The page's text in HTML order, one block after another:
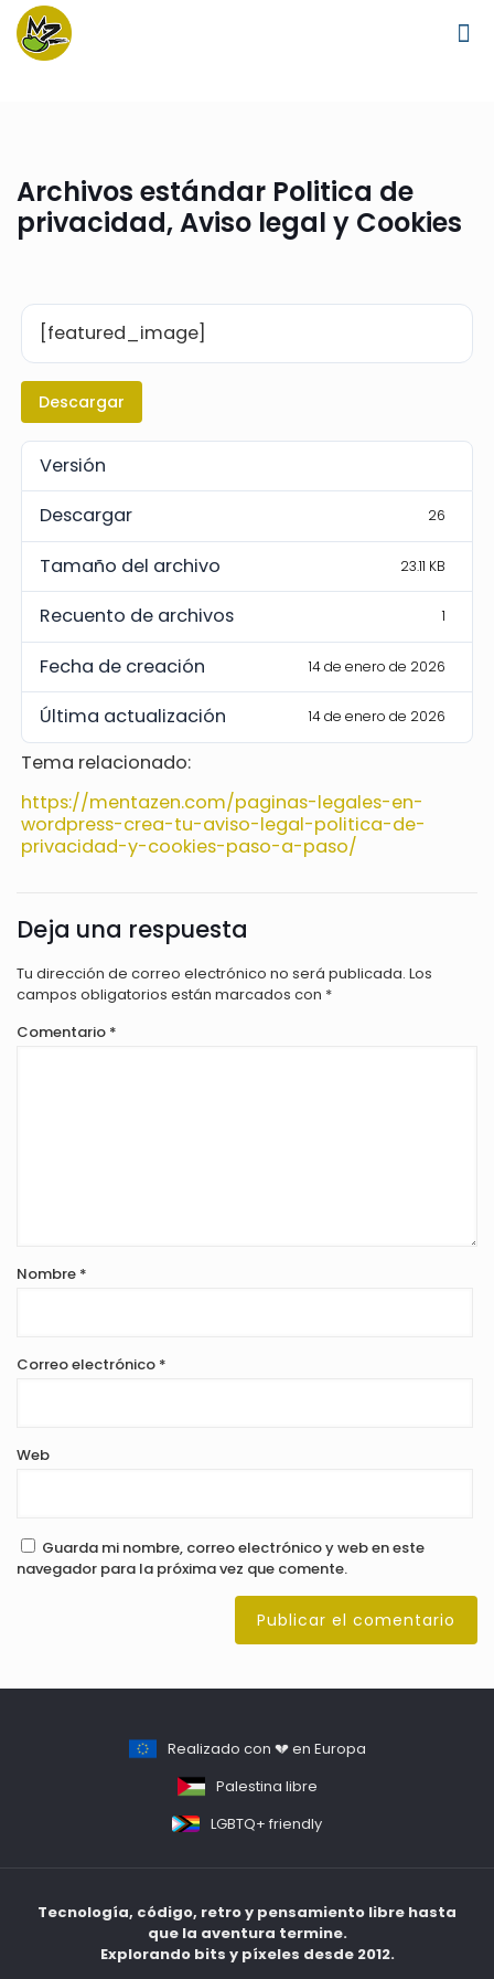
Archivos estándar Politica de
privacidad, Aviso legal y Cookies
[featured_image]
Descargar
Versión
Descargar
26
Tamaño del archivo 23.11 KB
Recuento de archivos 1
Fecha de creación 14 de enero de 2026
Última actualización 14 de enero de 2026
Tema relacionado:
https://mentazen.com/paginas-legales-en-
wordpress-crea-tu-aviso-legal-politica-de-
privacidad-y-cookies-paso-a-paso/
Deja una respuesta
Tu dirección de correo electrónico no será publicada. Los
campos obligatorios están marcados con *
Comentario *
Nombre *
Correo electrónico *
Web
Guarda mi nombre, correo electrónico y web en este
navegador para la próxima vez que comente.
Realizado con 💔 en Europa
Palestina libre
LGBTQ+ friendly
Tecnología, código, retro y pensamiento libre hasta
que la aventura termine.
Explorando bits y píxeles desde 2012.